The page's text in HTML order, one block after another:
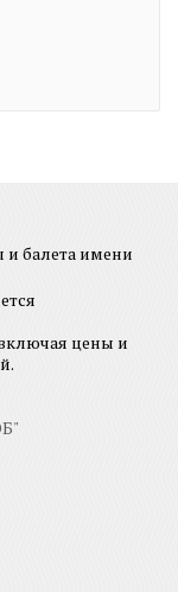
балета имени
цены и